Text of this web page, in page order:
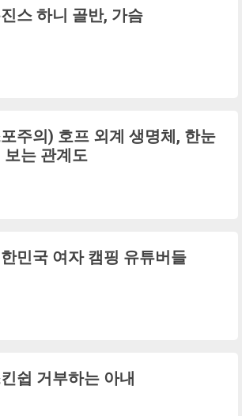
스 하니 골반, 가슴
주의) 호프 외계 생명체, 한눈
보는 관계도
민국 여자 캠핑 유튜버들
쉽 거부하는 아내